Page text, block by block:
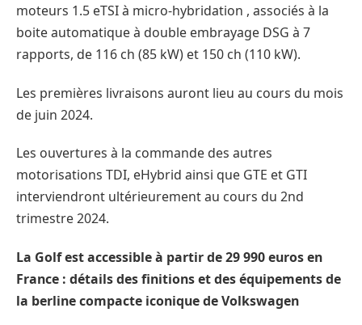
moteurs 1.5 eTSI à micro-hybridation , associés à la
boite automatique à double embrayage DSG à 7
rapports, de 116 ch (85 kW) et 150 ch (110 kW).
Les premières livraisons auront lieu au cours du mois
de juin 2024.
Les ouvertures à la commande des autres
motorisations TDI, eHybrid ainsi que GTE et GTI
interviendront ultérieurement au cours du 2nd
trimestre 2024.
La Golf est accessible à partir de 29 990 euros en
France : détails des finitions et des équipements de
la berline compacte iconique de Volkswagen